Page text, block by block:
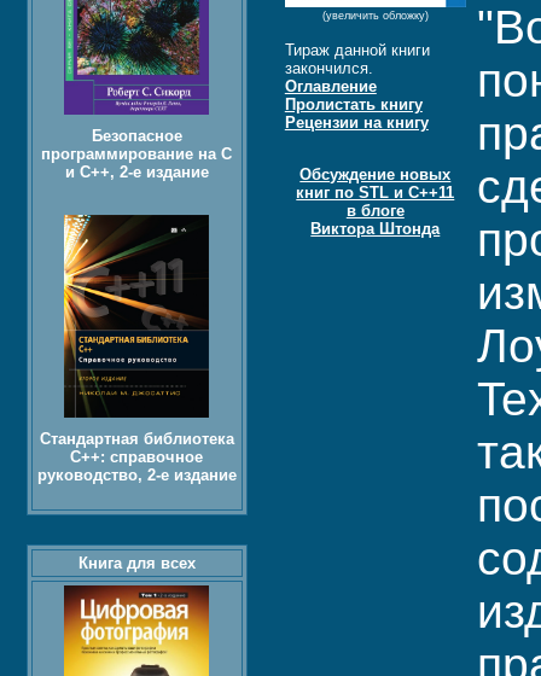
(увеличить обложку)
Тираж данной книги
закончился.
Оглавление
Пролистать книгу
Рецензии на книгу
Обсуждение новых
книг по STL и C++11
в блоге
Виктора Штонда
Безопасное
программирование на C
и C++, 2-е издание
Стандартная библиотека
C++: справочное
руководство, 2-е издание
Книга для всех